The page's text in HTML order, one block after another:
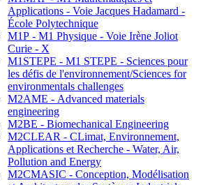
Applications - Voie Jacques Hadamard -
École Polytechnique
M1P - M1 Physique - Voie Irène Joliot
Curie - X
M1STEPE - M1 STEPE - Sciences pour
les défis de l'environnement/Sciences for
environmentals challenges
M2AME - Advanced materials
engineering
M2BE - Biomechanical Engineering
M2CLEAR - CLimat, Environnement,
Applications et Recherche - Water, Air,
Pollution and Energy
M2CMASIC - Conception, Modélisation